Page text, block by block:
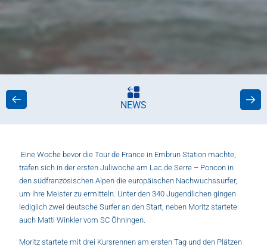
NEWS
Eine Woche bevor die Tour de France in Embrun Station machte,
trafen sich in der ersten Juliwoche am Lac de Serre – Poncon in
den südfranzösischen Alpen die europäischen Nachwuchssurfer,
um ihre Meister zu ermitteln. Unter den 340 Jugendlichen gingen
lediglich zwei deutsche Surfer an den Start, neben Moritz startete
auch Matti Winkler vom SC Öhningen.
Moritz startete mit drei Kursrennen am ersten Tag und den Plätzen